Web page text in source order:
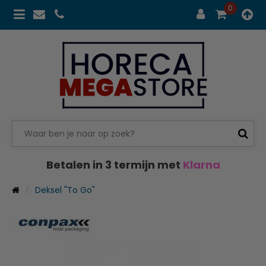
0
Betalen in 3 termijn met Klarna
Deksel "To Go"